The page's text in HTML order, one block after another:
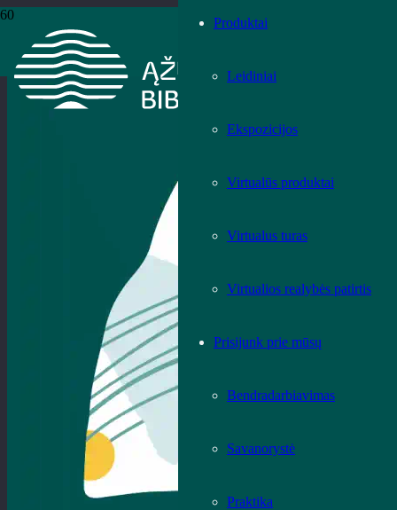
Produktai
Leidiniai
Ekspozicijos
Virtualūs produktai
Virtualus turas
Virtualios realybės patirtis
Prisijunk prie mūsų
Bendradarbiavimas
Savanorystė
Praktika